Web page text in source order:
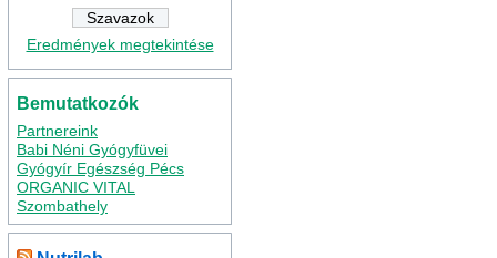
Eredmények megtekintése
Bemutatkozók
Partnereink
Babi Néni Gyógyfüvei
Gyógyír Egészség Pécs
ORGANIC VITAL
Szombathely